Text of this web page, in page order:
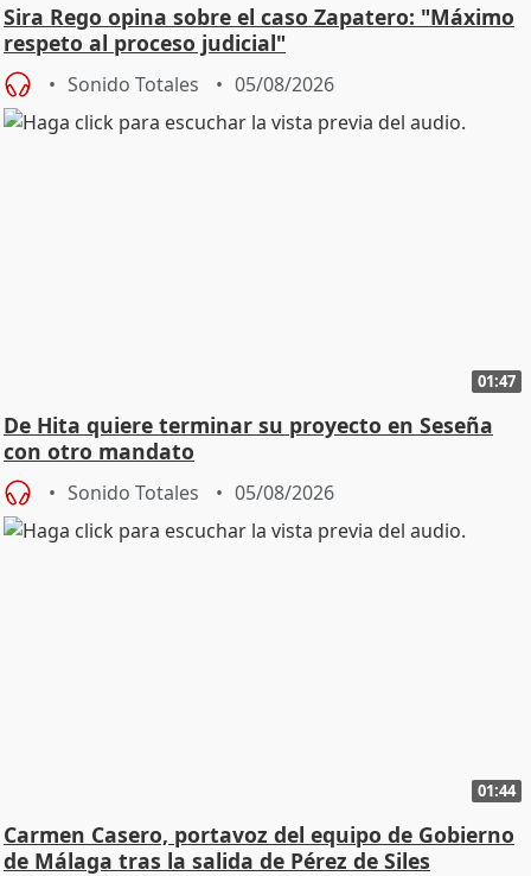
Sira Rego opina sobre el caso Zapatero: "Máximo
respeto al proceso judicial"
Sonido Totales 05/08/2026
01:47
De Hita quiere terminar su proyecto en Seseña
con otro mandato
Sonido Totales 05/08/2026
01:44
Carmen Casero, portavoz del equipo de Gobierno
de Málaga tras la salida de Pérez de Siles